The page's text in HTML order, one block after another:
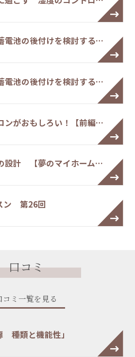
電池の後付けを検討する…
電池の後付けを検討する…
がおもしろい！【前編…
設計 【夢のマイホーム…
ン 第26回
口コミ
コミ一覧を見る
種類と機能性」